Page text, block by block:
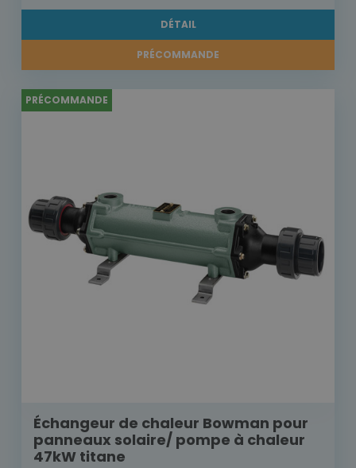
DÉTAIL
PRÉCOMMANDE
PRÉCOMMANDE
Échangeur de chaleur Bowman pour
panneaux solaire/ pompe à chaleur
47kW titane